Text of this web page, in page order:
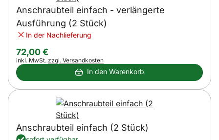
Anschraubteil einfach - verlängerte
Ausführung (2 Stück)
In der Nachlieferung
72,00€
Steuerhinweis:
inkl. MwSt. zzgl. Versandkosten
In den Warenkorb
Anschraubteil einfach (2 Stück)